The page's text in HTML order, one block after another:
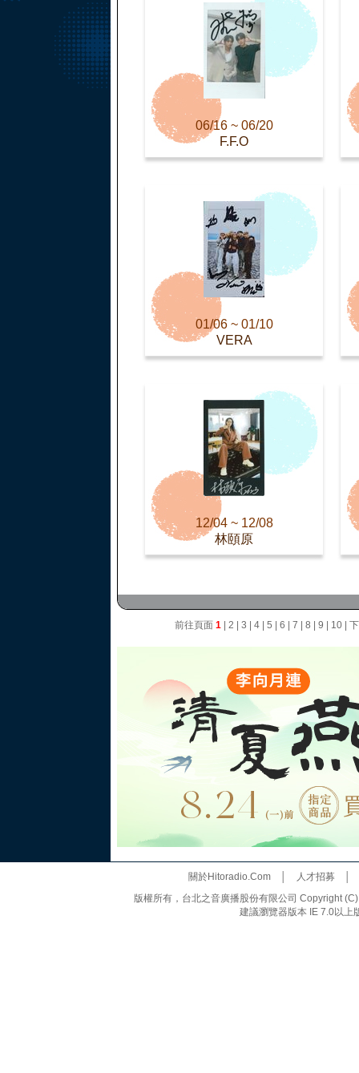
06/16 ~ 06/20
F.F.O
01/06 ~ 01/10
VERA
12/04 ~ 12/08
林頤原
前往頁面 1| 2 3 4| 5 6 7 8 9 10|
關於Hitoradio.Com│ 人才招募
版權所有，台北之音廣播股份有限公司 Copyright
建議瀏覽器版本 IE 7.0以上